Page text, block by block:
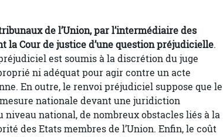
de l’Union, par l’intermédiaire des
la Cour de justice d’une question préjudicielle.
est soumis à la discrétion du juge
ni adéquat pour agir contre un acte
En outre, le renvoi préjudiciel suppose que le
nationale devant une juridiction
national, de nombreux obstacles liés à la
des Etats membres de l’Union. Enfin, le coût